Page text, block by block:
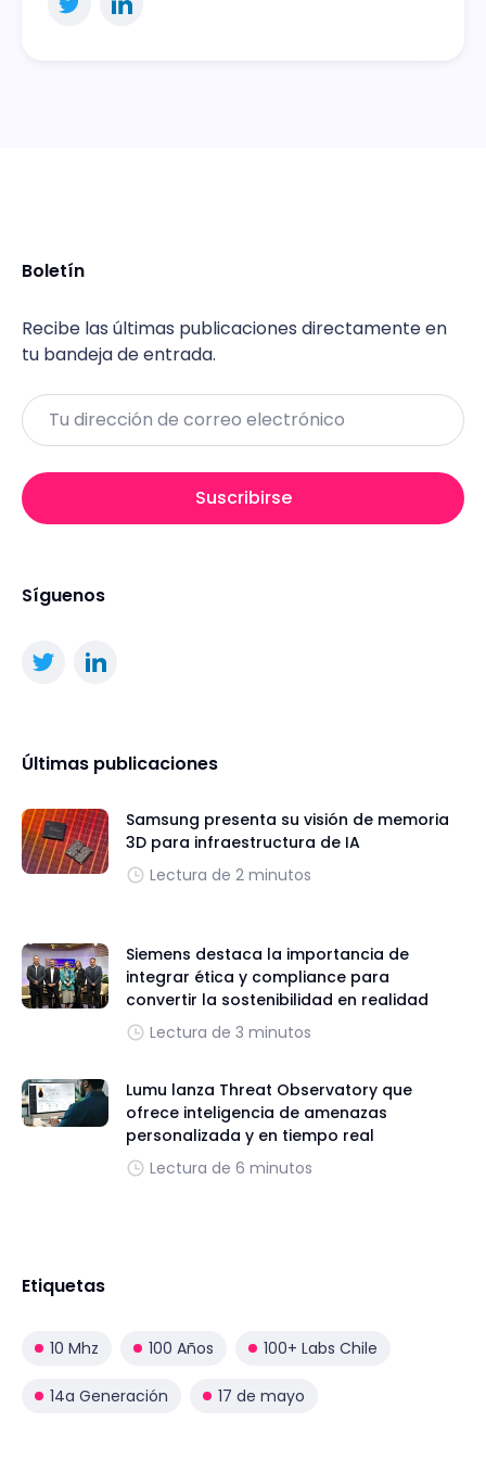
Boletín
Recibe las últimas publicaciones directamente en
tu bandeja de entrada.
Email
Suscribirse
Síguenos
Últimas publicaciones
Samsung presenta su visión de memoria
3D para infraestructura de IA
Lectura de 2 minutos
Siemens destaca la importancia de
integrar ética y compliance para
convertir la sostenibilidad en realidad
Lectura de 3 minutos
Lumu lanza Threat Observatory que
ofrece inteligencia de amenazas
personalizada y en tiempo real
Lectura de 6 minutos
Etiquetas
10 Mhz 100 Años 100+ Labs Chile
14a Generación 17 de mayo